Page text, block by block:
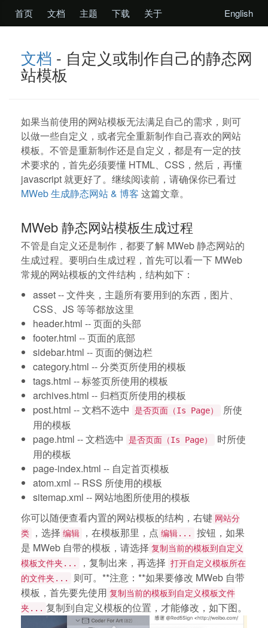
首页 文档 主题 下载 关于 English
文档 - 自定义或制作自己的静态网
站模板
如果当前使用的网站模板无法满足自己的需求，则可
以做一些自定义，或者完全重新制作自己喜欢的网站
模板。不管是重新制作还是自定义，都是有一定的技
术要求的，首先必须要懂 HTML、CSS，然后，再懂
javascript 就更好了。继续阅读前，请确保你已看过
MWeb 生成静态网站 & 博客 这篇文章。
MWeb 静态网站模板生成过程
不管是自定义还是制作，都要了解 MWeb 静态网站的
生成过程。要明白生成过程，首先可以看一下 MWeb
常规的网站模板的文件结构，结构如下：
asset -- 文件夹，主题所有要用到的东西，图片、
CSS、JS 等等都放这里
header.html -- 页面的头部
footer.html -- 页面的底部
sidebar.html -- 页面的侧边栏
category.html -- 分类页所使用的模板
tags.html -- 标签页所使用的模板
archives.html -- 归档页所使用的模板
post.html -- 文档不选中
是否页面（Is Page）
所使
用的模板
page.html -- 文档选中
是否页面（Is Page）
时所使
用的模板
page-index.html -- 自定首页模板
atom.xml -- RSS 所使用的模板
sitemap.xml -- 网站地图所使用的模板
你可以随便查看内置的网站模板的结构，右键 网站分
类
，选择 编辑 ，在模板那里，点 编辑...
按钮，如果
是 MWeb 自带的模板，请选择 复制当前的模板到自定义
模板文件夹...
，复制出来，再选择 打开自定义模板所在
的文件夹...
则可。**注意：**如果要修改 MWeb 自带
模板，首先要先使用 复制当前的模板到自定义模板文件
夹... 复制到自定义模板的位置，才能修改，如下图。